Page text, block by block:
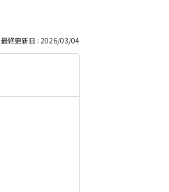
最終更新日 : 2026/03/04